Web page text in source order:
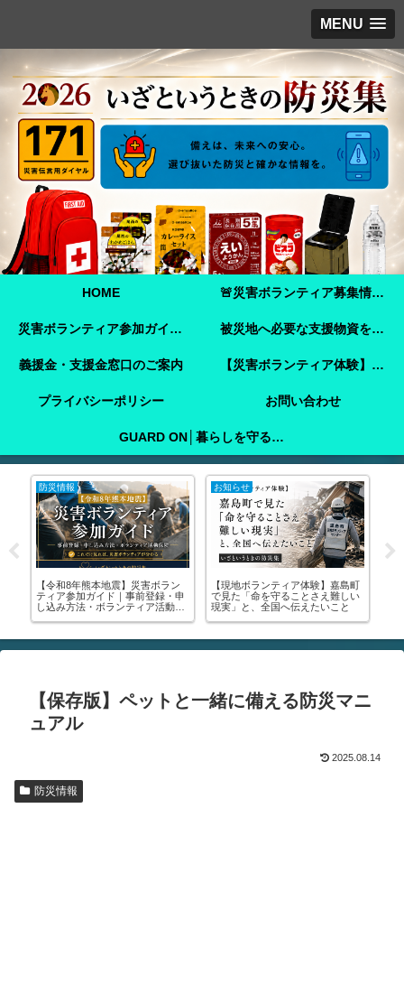
MENU
HOME 🚨災害ボランティア募集情報【2026年8月8日最新】熊本地震 🚨
災害ボランティア参加ガイド【令和8年熊本地震】事前登録・申し込み方法・ボランティア活動保険 被災地へ必要な支援物資を届けませんか？【熊本地震支援】｜Amazonほしい物リストで今すぐ支援できます
義援金・支援金窓口のご案内 【災害ボランティア体験】嘉島町で見た「命を守ることさえ難しい現実」と、全国へ伝えたいこと
プライバシーポリシー お問い合わせ
GUARD ON│暮らしを守る防犯ガイド
防災情報
【令和8年熊本地震】災害ボラン
ティア参加ガイド｜事前登録・申
し込み方法・ボランティア活動保
お知らせ
【現地ボランティア体験】嘉島町
で見た「命を守ることさえ難しい
現実」と、全国へ伝えたいこと
【保存版】ペットと一緒に備える防災マニ
ュアル
2025.08.14
防災情報